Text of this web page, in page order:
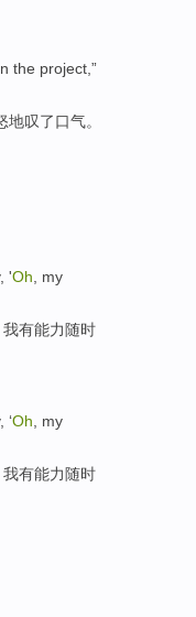
the project ,”
地叹了口气。
, 'Oh, my
我有能力随时
, ‘Oh , my
我有能力随时